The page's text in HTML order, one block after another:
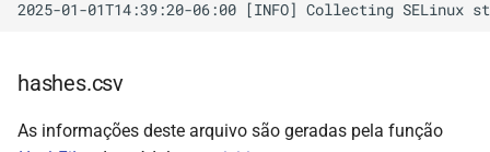
hashes.csv
As informações deste arquivo são geradas pela função